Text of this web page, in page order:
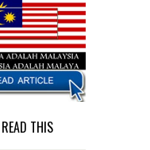
THIS